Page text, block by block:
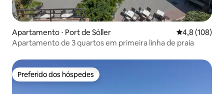
Apartamento ⋅ Port de Sóller 4,8 de uma
4,8 (108)
Apartamento de 3 quartos em primeira linha de praia
Preferido dos hóspedes
Preferido dos hóspedes